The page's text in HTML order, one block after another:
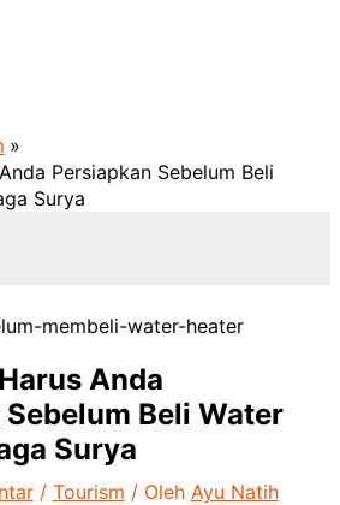
Persiapkan Sebelum Beli
Surya
Anda
Beli Water
Surya
/ Tourism / Oleh Ayu Natih